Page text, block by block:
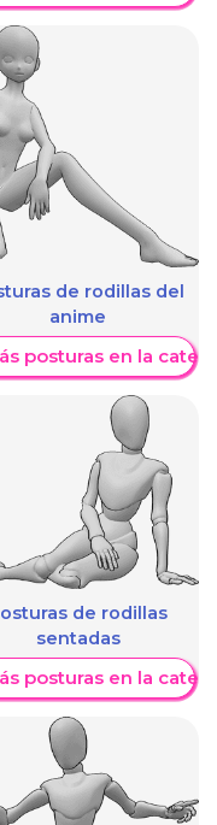
de rodillas del
anime
posturas en la
de rodillas
sentadas
posturas en la